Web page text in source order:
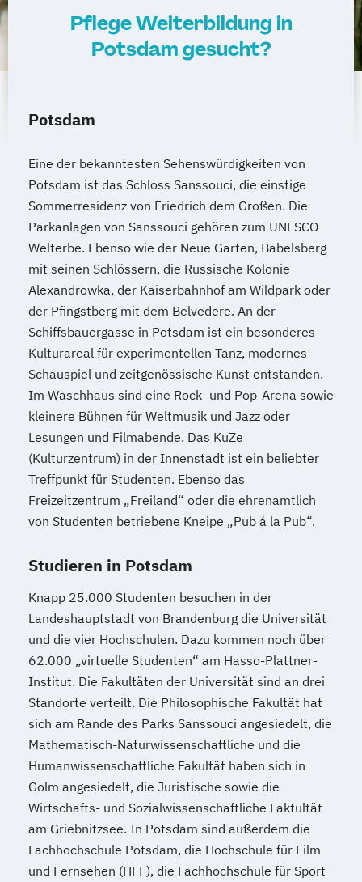
Pflege Weiterbildung in
Potsdam gesucht?
Potsdam
Eine der bekanntesten Sehenswürdigkeiten von
Potsdam ist das Schloss Sanssouci, die einstige
Sommerresidenz von Friedrich dem Großen. Die
Parkanlagen von Sanssouci gehören zum UNESCO
Welterbe. Ebenso wie der Neue Garten, Babelsberg
mit seinen Schlössern, die Russische Kolonie
Alexandrowka, der Kaiserbahnhof am Wildpark oder
der Pfingstberg mit dem Belvedere. An der
Schiffsbauergasse in Potsdam ist ein besonderes
Kulturareal für experimentellen Tanz, modernes
Schauspiel und zeitgenössische Kunst entstanden.
Im Waschhaus sind eine Rock- und Pop-Arena sowie
kleinere Bühnen für Weltmusik und Jazz oder
Lesungen und Filmabende. Das KuZe
(Kulturzentrum) in der Innenstadt ist ein beliebter
Treffpunkt für Studenten. Ebenso das
Freizeitzentrum „Freiland“ oder die ehrenamtlich
von Studenten betriebene Kneipe „Pub á la Pub“.
Studieren in Potsdam
Knapp 25.000 Studenten besuchen in der
Landeshauptstadt von Brandenburg die Universität
und die vier Hochschulen. Dazu kommen noch über
62.000 „virtuelle Studenten“ am Hasso-Plattner-
Institut. Die Fakultäten der Universität sind an drei
Standorte verteilt. Die Philosophische Fakultät hat
sich am Rande des Parks Sanssouci angesiedelt, die
Mathematisch-Naturwissenschaftliche und die
Humanwissenschaftliche Fakultät haben sich in
Golm angesiedelt, die Juristische sowie die
Wirtschafts- und Sozialwissenschaftliche Faktultät
am Griebnitzsee. In Potsdam sind außerdem die
Fachhochschule Potsdam, die Hochschule für Film
und Fernsehen (HFF), die Fachhochschule für Sport